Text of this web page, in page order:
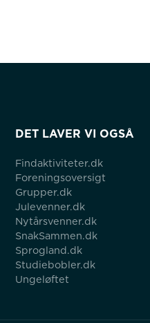
DET LAVER VI OGSÅ
Findaktiviteter.dk
Foreningsoversigt
Grupper.dk
Julevenner.dk
Nytårsvenner.dk
SnakSammen.dk
Sprogland.dk
Studiebobler.dk
Ungeløftet